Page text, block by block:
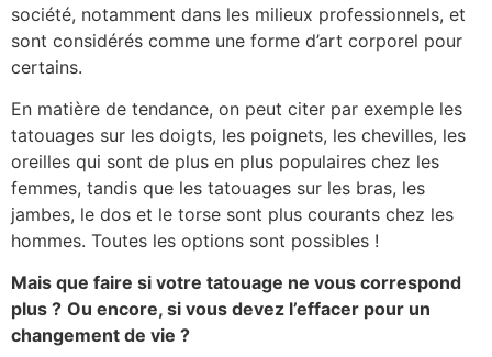
société, notamment dans les milieux professionnels, et
sont considérés comme une forme d’art corporel pour
certains.
En matière de tendance, on peut citer par exemple les
tatouages sur les doigts, les poignets, les chevilles, les
oreilles qui sont de plus en plus populaires chez les
femmes, tandis que les tatouages sur les bras, les
jambes, le dos et le torse sont plus courants chez les
hommes. Toutes les options sont possibles !
Mais que faire si votre tatouage ne vous correspond
plus ? Ou encore, si vous devez l’effacer pour un
changement de vie ?